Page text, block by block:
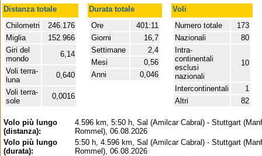
Distanza totale Durata totale
Voli
Chilometri
246.176
Miglia
152.966
Giri del
mondo
6,14
Voli terra-
luna
0,640
Voli terra-
sole
0,0016
Ore
401:11
Giorni
16,7
Settimane
2,4
Mesi
0,56
Anni
0,046
Numero totale
173
Nazionali
80
Intra-
continentali
esclusi
nazionali
10
Intercontinentali
1
Altri
82
Volo più lungo
(distanza):
4.596 km, 5:50 h, Sal (Amilcar Cabral) - Stuttgart
Rommel), 06.08.2026
Volo più lungo
(durata):
5:50 h, 4.596 km, Sal (Amilcar Cabral) - Stuttgart
Rommel), 06.08.2026